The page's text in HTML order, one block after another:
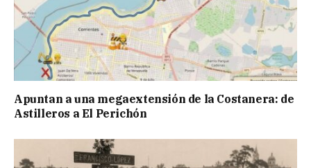
Apuntan a una megaextensión de la Costanera: de
Astilleros a El Perichón